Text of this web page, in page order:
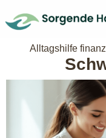
Alltagshilfe